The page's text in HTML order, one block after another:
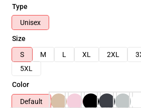
Type
Unisex
Size
S
M L XL 2XL
5XL
Color
Default